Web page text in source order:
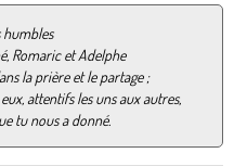
humbles
Romaric et Adelphe
la prière et le partage ;
attentifs les uns aux autres,
tu nous a donné.